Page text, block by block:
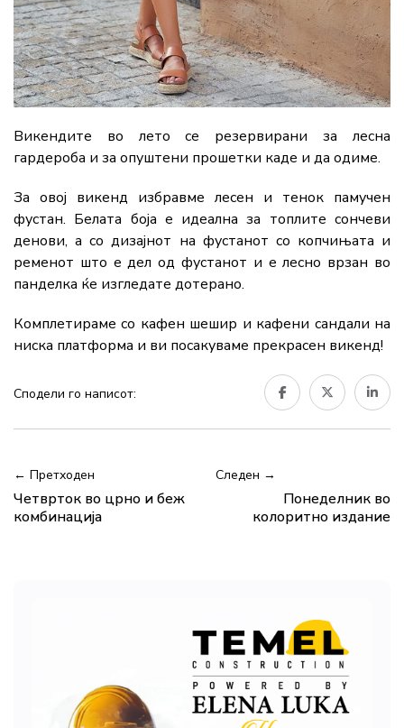
Викендите во лето се резервирани за лесна
гардероба и за опуштени прошетки каде и да одиме.
За овој викенд избравме лесен и тенок памучен
фустан. Белата боја е идеална за топлите сончеви
денови, а со дизајнот на фустанот со копчињата и
ременот што е дел од фустанот и е лесно врзан во
панделка ќе изгледате дотерано.
Комплетираме со кафен шешир и кафени сандали на
ниска платформа и ви посакуваме прекрасен викенд!
Сподели го написот:
← Претходен
Четврток во црно и беж
комбинација
Следен →
Понеделник во
колоритно издание